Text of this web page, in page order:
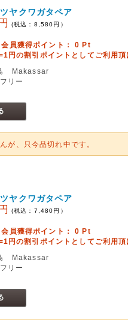
ヤクワガタペア
(税込： 8,580円）
会員獲得ポイント：0 Pt
円の割引ポイントとしてご利用頂
Makassar
リー
が、只今品切れ中です。
ヤクワガタペア
(税込： 7,480円）
会員獲得ポイント：0 Pt
円の割引ポイントとしてご利用頂
Makassar
リー